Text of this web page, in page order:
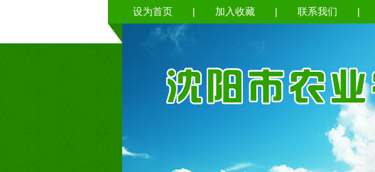
设为首页 | 加入收藏 | 联系我们 |